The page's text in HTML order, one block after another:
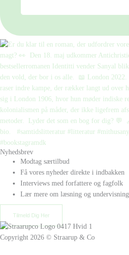
Nyhedsbrev
Modtag særtilbud
Få vores nyheder direkte i indbakken
Interviews med forfattere og fagfolk
Lær mere om læsning og undervisning
Tilmeld Dig Her
Copyright 2026 © Straarup & Co